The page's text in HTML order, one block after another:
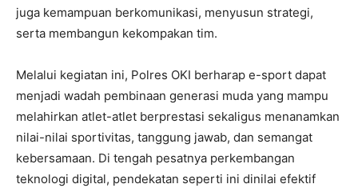
juga kemampuan berkomunikasi, menyusun strategi,
serta membangun kekompakan tim.
Melalui kegiatan ini, Polres OKI berharap e-sport dapat
menjadi wadah pembinaan generasi muda yang mampu
melahirkan atlet-atlet berprestasi sekaligus menanamkan
nilai-nilai sportivitas, tanggung jawab, dan semangat
kebersamaan. Di tengah pesatnya perkembangan
teknologi digital, pendekatan seperti ini dinilai efektif